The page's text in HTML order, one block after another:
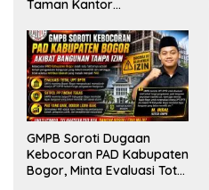
Taman Kantor
Masuk Akal, Harus
Dipertanggungjawabkan
Secara Terbuka!
GMPB Soroti Dugaan
Kebocoran PAD Kabupaten
Bogor, Minta Evaluasi Total